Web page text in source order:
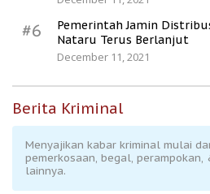
#6
Pemerintah Jamin
Nataru Terus Berlanjut
December 11, 2021
Berita Kriminal
Menyajikan kabar kriminal mulai
pemerkosaan, begal,
lainnya.